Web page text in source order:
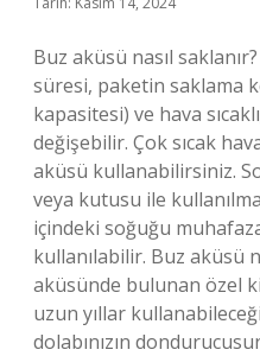
Buz aküsü nasıl
süresi, paketin saklama
kapasitesi) ve hava
değişebilir. Çok sıcak
aküsü kullanabilirsiniz.
veya kutusu ile
içindeki soğuğu
kullanılabilir. Buz aküsü
aküsünde bulunan özel
uzun yıllar
dolabınızın